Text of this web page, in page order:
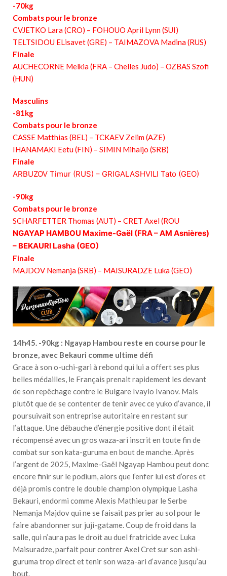
-70kg
Combats pour le bronze
CVJETKO Lara (CRO) – FOHOUO April Lynn (SUI)
TELTSIDOU ELisavet (GRE) – TAIMAZOVA Madina (RUS)
Finale
AUCHECORNE Melkia (FRA – Chelles Judo) – OZBAS Szofi
(HUN)
Masculins
-81kg
Combats pour le bronze
CASSE Matthias (BEL) – TCKAEV Zelim (AZE)
IHANAMAKI Eetu (FIN) – SIMIN Mihaljo (SRB)
Finale
ARBUZOV Timur (RUS) – GRIGALASHVILI Tato (GEO)
-90kg
Combats pour le bronze
SCHARFETTER Thomas (AUT) – CRET Axel (ROU
NGAYAP HAMBOU Maxime-Gaël (FRA – AM Asnières)
– BEKAURI Lasha (GEO)
Finale
MAJDOV Nemanja (SRB) – MAISURADZE Luka (GEO)
14h45. -90kg : Ngayap Hambou reste en course pour le
bronze, avec Bekauri comme ultime défi
Grace à son o-uchi-gari à rebond qui lui a offert ses plus
belles médailles, le Français prenait rapidement les devant
de son repêchage contre le Bulgare Ivaylo Ivanov. Mais
plutôt que de se contenter de tenir avec ce yuko d’avance, il
poursuivait son entreprise autoritaire en restant sur
l’attaque. Une débauche d’énergie positive dont il était
récompensé avec un gros waza-ari inscrit en toute fin de
combat sur son kata-guruma en bout de manche. Après
l’argent de 2025, Maxime-Gaël Ngayap Hambou peut donc
encore finir sur le podium, alors que l’enfer lui est d’ores et
déjà promis contre le double champion olympique Lasha
Bekauri, endormi comme Alexis Mathieu par le Serbe
Nemanja Majdov qui ne se faisait pas prier au sol pour le
faire abandonner sur juji-gatame. Coup de froid dans la
salle, qui n’aura pas le droit au duel fratricide avec Luka
Maisuradze, parfait pour contrer Axel Cret sur son ashi-
guruma trop direct et tenir son waza-ari d’avance jusqu’au
bout.